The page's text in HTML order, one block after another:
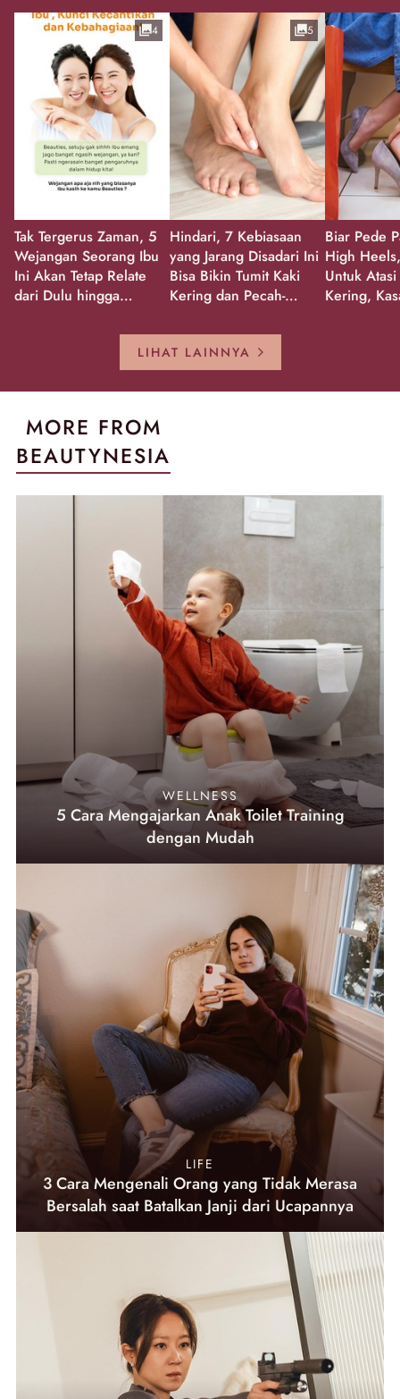
Tak Tergerus Zaman, 5
Wejangan Seorang Ibu
Ini Akan Tetap Relate
dari Dulu hingga
4
Hindari, 7 Kebiasaan
yang Jarang Disadari Ini
Bisa Bikin Tumit Kaki
Kering dan Pecah-
5
Biar Pede
High
Untuk
Kering,
LIHAT LAINNYA
MORE FROM
BEAUTYNESIA
WELLNESS
5 Cara Mengajarkan Anak Toilet Training
dengan Mudah
LIFE
3 Cara Mengenali Orang yang Tidak Merasa
Bersalah saat Batalkan Janji dari Ucapannya